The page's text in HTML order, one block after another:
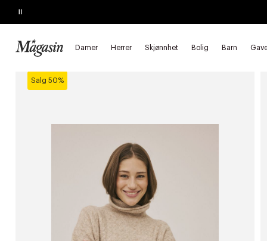
Pause
Damer Herrer Skjønnhet Bolig Barn
SALGET SLUTTER I MORGEN
Forside Damer Klær Strikket Høyhalset
Salg 50%